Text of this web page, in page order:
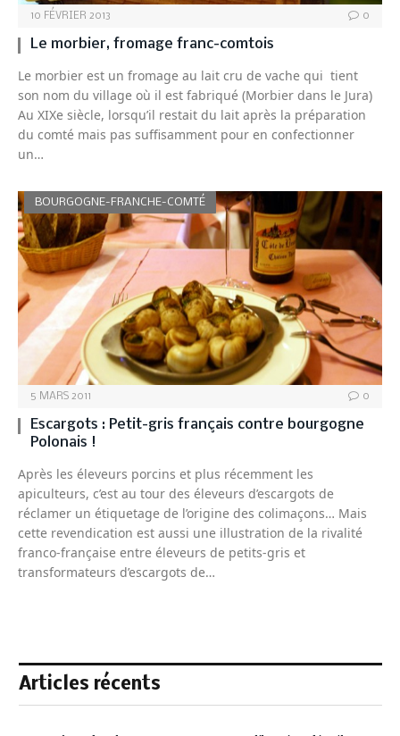
10 FÉVRIER 2013 0
Le morbier, fromage franc-comtois
Le morbier est un fromage au lait cru de vache qui tient
son nom du village où il est fabriqué (Morbier dans le Jura)
Au XIXe siècle, lorsqu’il restait du lait après la préparation
du comté mais pas suffisamment pour en confectionner
un…
BOURGOGNE-FRANCHE-COMTÉ
5 MARS 2011 0
Escargots : Petit-gris français contre bourgogne
Polonais !
Après les éleveurs porcins et plus récemment les
apiculteurs, c’est au tour des éleveurs d’escargots de
réclamer un étiquetage de l’origine des colimaçons… Mais
cette revendication est aussi une illustration de la rivalité
franco-française entre éleveurs de petits-gris et
transformateurs d’escargots de…
Articles récents